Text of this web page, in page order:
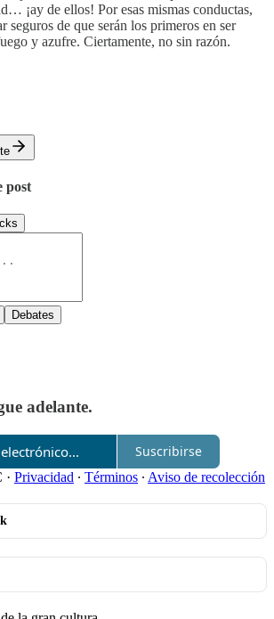
¡ay de ellos! Por esas mismas conductas,
seguros de que serán los primeros en ser
y azufre. Ciertamente, no sin razón.
post
Debates
adelante.
Suscribirse
· Privacidad ∙ Términos ∙ Aviso de recolección